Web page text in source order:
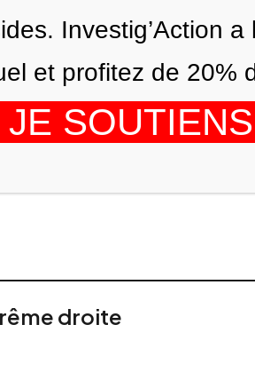
NOUS AGENDA
droite
Investig’Action
et profitez de 20%
JE SOUTIENS